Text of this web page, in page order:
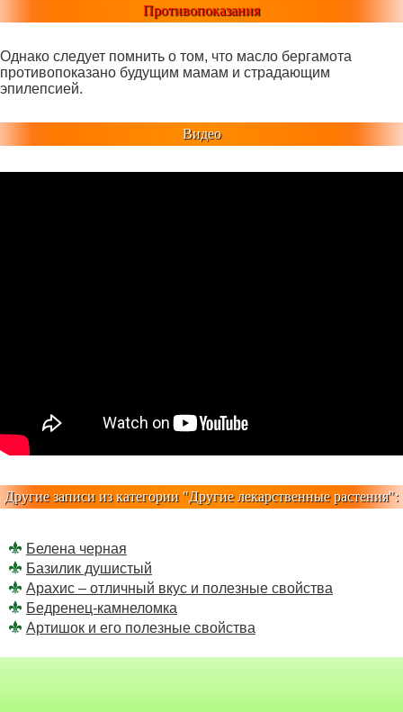
Противопоказания
Однако следует помнить о том, что масло бергамота
противопоказано будущим мамам и страдающим
эпилепсией.
Видео
Другие записи из категории "Другие лекарственные растения":
Белена черная
Базилик душистый
Арахис – отличный вкус и полезные свойства
Бедренец-камнеломка
Артишок и его полезные свойства